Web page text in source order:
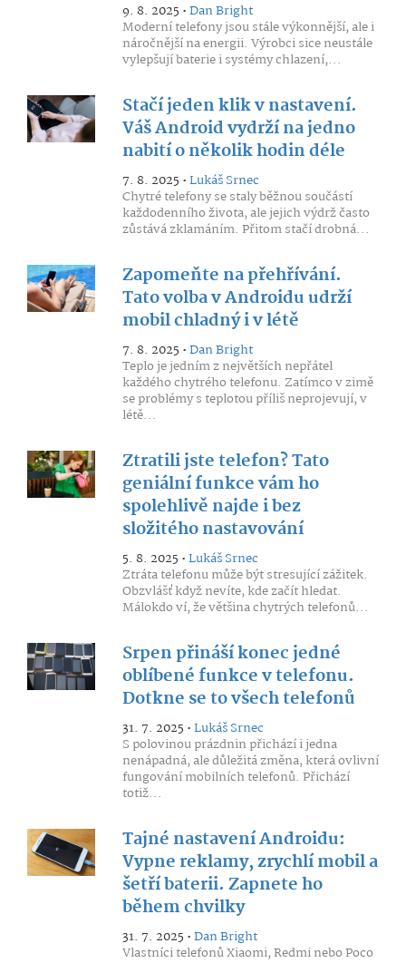
9. 8. 2025 •Dan Bright
Moderní telefony jsou stále výkonnější, ale i
náročnější na energii. Výrobci sice neustále
vylepšují baterie i systémy chlazení,...
Stačí jeden klik v nastavení.
Váš Android vydrží na jedno
nabití o několik hodin déle
7. 8. 2025 •Lukáš Srnec
Chytré telefony se staly běžnou součástí
každodenního života, ale jejich výdrž často
zůstává zklamáním. Přitom stačí drobná...
Zapomeňte na přehřívání.
Tato volba v Androidu udrží
mobil chladný i v létě
7. 8. 2025 •Dan Bright
Teplo je jedním z největších nepřátel
každého chytrého telefonu. Zatímco v zimě
se problémy s teplotou příliš neprojevují, v
létě...
Ztratili jste telefon? Tato
geniální funkce vám ho
spolehlivě najde i bez
složitého nastavování
5. 8. 2025 •Lukáš Srnec
Ztráta telefonu může být stresující zážitek.
Obzvlášť když nevíte, kde začít hledat.
Málokdo ví, že většina chytrých telefonů...
Srpen přináší konec jedné
oblíbené funkce v telefonu.
Dotkne se to všech telefonů
31. 7. 2025 •Lukáš Srnec
S polovinou prázdnin přichází i jedna
nenápadná, ale důležitá změna, která ovlivní
fungování mobilních telefonů. Přichází
totiž...
Tajné nastavení Androidu:
Vypne reklamy, zrychlí mobil a
šetří baterii. Zapnete ho
během chvilky
31. 7. 2025 •Dan Bright
Vlastníci telefonů Xiaomi, Redmi nebo Poco